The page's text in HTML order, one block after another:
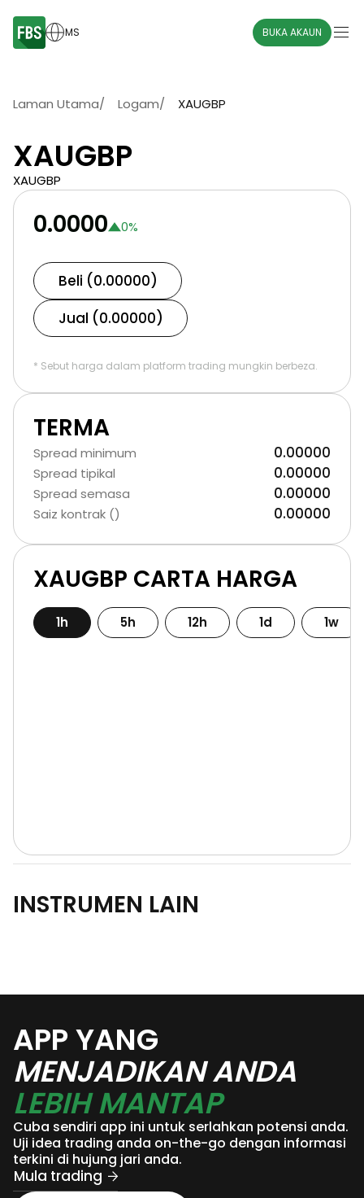
MS BUKA AKAUN
Laman Utama/ Logam/ XAUGBP
XAUGBP
XAUGBP
0.0000 0%
Beli (0.00000)
Jual (0.00000)
* Sebut harga dalam platform trading mungkin berbeza.
TERMA
Spread minimum 0.00000
Spread tipikal 0.00000
Spread semasa 0.00000
Saiz kontrak () 0.00000
XAUGBP CARTA HARGA
1h 5h 12h 1d 1w
INSTRUMEN LAIN
APP YANG
MENJADIKAN ANDA
LEBIH MANTAP
Cuba sendiri app ini untuk serlahkan potensi anda.
Uji idea trading anda on-the-go dengan informasi
terkini di hujung jari anda.
Mula trading